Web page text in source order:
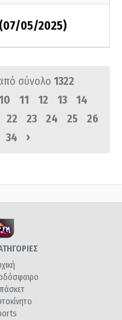
05/2025)
σύνολο 1322
11 12 13
14
22 23 24 25
26
34 ›